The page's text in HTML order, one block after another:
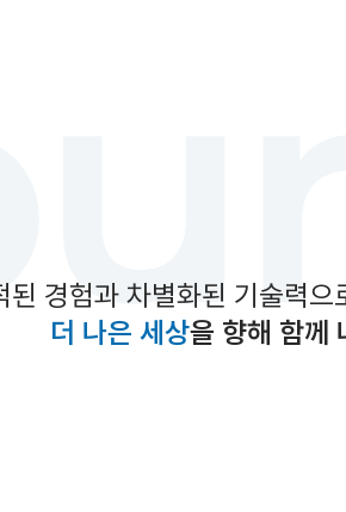
된 경험과 차별화된 기술력
더 나은 세상을 향해 함께